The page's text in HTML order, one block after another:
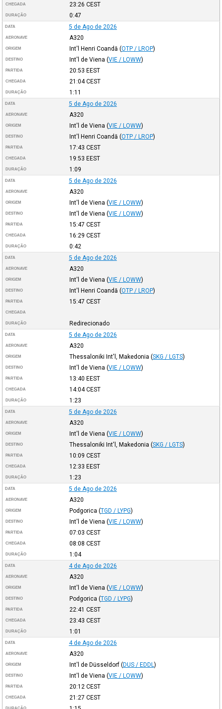
CHEGADA 23:26 CEST
DURAÇÃO 0:47
DATA 5 de Ago de 2026
AERONAVE A320
ORIGEM Int'l Henri Coandă (OTP / LROP)
DESTINO Int'l de Viena (VIE / LOWW)
PARTIDA 20:53 EEST
CHEGADA 21:04CEST
DURAÇÃO 1:11
DATA 5 de Ago de 2026
AERONAVE A320
ORIGEM Int'l de Viena (VIE / LOWW)
DESTINO Int'l Henri Coandă (OTP / LROP)
PARTIDA 17:43 CEST
CHEGADA 19:53 EEST
DURAÇÃO 1:09
DATA 5 de Ago de 2026
AERONAVE A320
ORIGEM Int'l de Viena (VIE / LOWW)
DESTINO Int'l de Viena (VIE / LOWW)
PARTIDA 15:47 CEST
CHEGADA 16:29 CEST
DURAÇÃO 0:42
DATA 5 de Ago de 2026
AERONAVE A320
ORIGEM Int'l de Viena (VIE / LOWW)
DESTINO Int'l Henri Coandă (OTP / LROP)
PARTIDA 15:47 CEST
CHEGADA
DURAÇÃO Redirecionado
DATA 5 de Ago de 2026
AERONAVE A320
ORIGEM Thessaloniki Int'l, Makedonia (SKG / LGTS)
DESTINO Int'l de Viena (VIE / LOWW)
PARTIDA 13:40 EEST
CHEGADA 14:04CEST
DURAÇÃO 1:23
DATA 5 de Ago de 2026
AERONAVE A320
ORIGEM Int'l de Viena (VIE / LOWW)
DESTINO Thessaloniki Int'l, Makedonia (SKG / LGTS)
PARTIDA 10:09 CEST
CHEGADA 12:33 EEST
DURAÇÃO 1:23
DATA 5 de Ago de 2026
AERONAVE A320
ORIGEM Podgorica (TGD / LYPG)
DESTINO Int'l de Viena (VIE / LOWW)
PARTIDA 07:03 CEST
CHEGADA 08:08 CEST
DURAÇÃO 1:04
DATA 4 de Ago de 2026
AERONAVE A320
ORIGEM Int'l de Viena (VIE / LOWW)
DESTINO Podgorica (TGD / LYPG)
PARTIDA 22:41 CEST
CHEGADA 23:43 CEST
DURAÇÃO 1:01
DATA 4 de Ago de 2026
AERONAVE A320
ORIGEM Int'l de Düsseldorf (DUS / EDDL )
DESTINO Int'l de Viena (VIE / LOWW)
PARTIDA 20:12 CEST
CHEGADA 21:27 CEST